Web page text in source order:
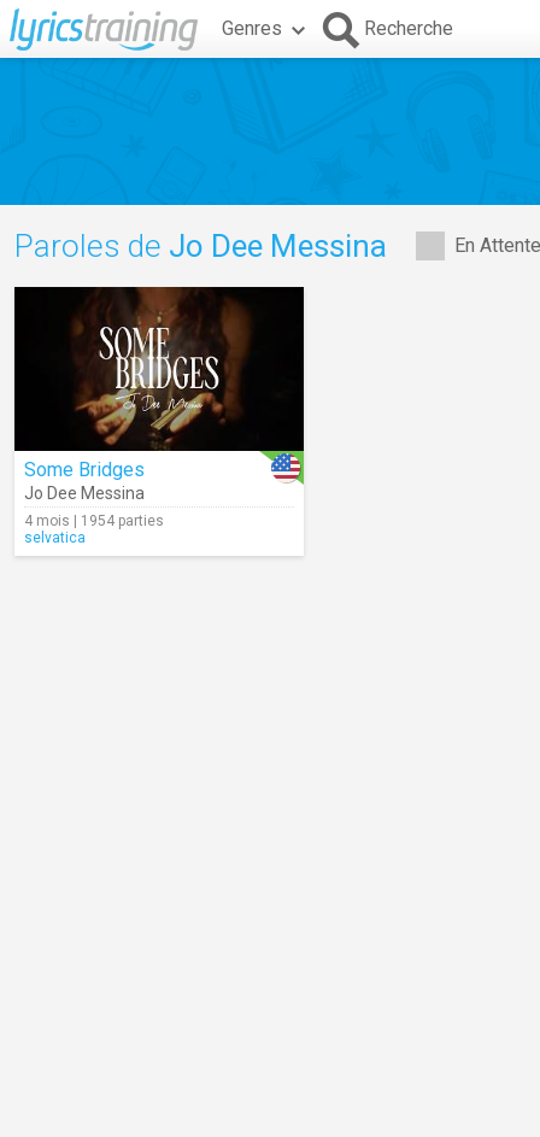
Genres Recherche
En
Paroles de Jo Dee Messina
Some Bridges
Jo Dee Messina
4 mois | 1954 parties
selvatica